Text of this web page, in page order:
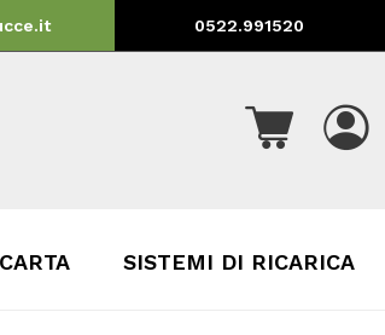
0522.991520
CARTA SISTEMI DI RICARICA